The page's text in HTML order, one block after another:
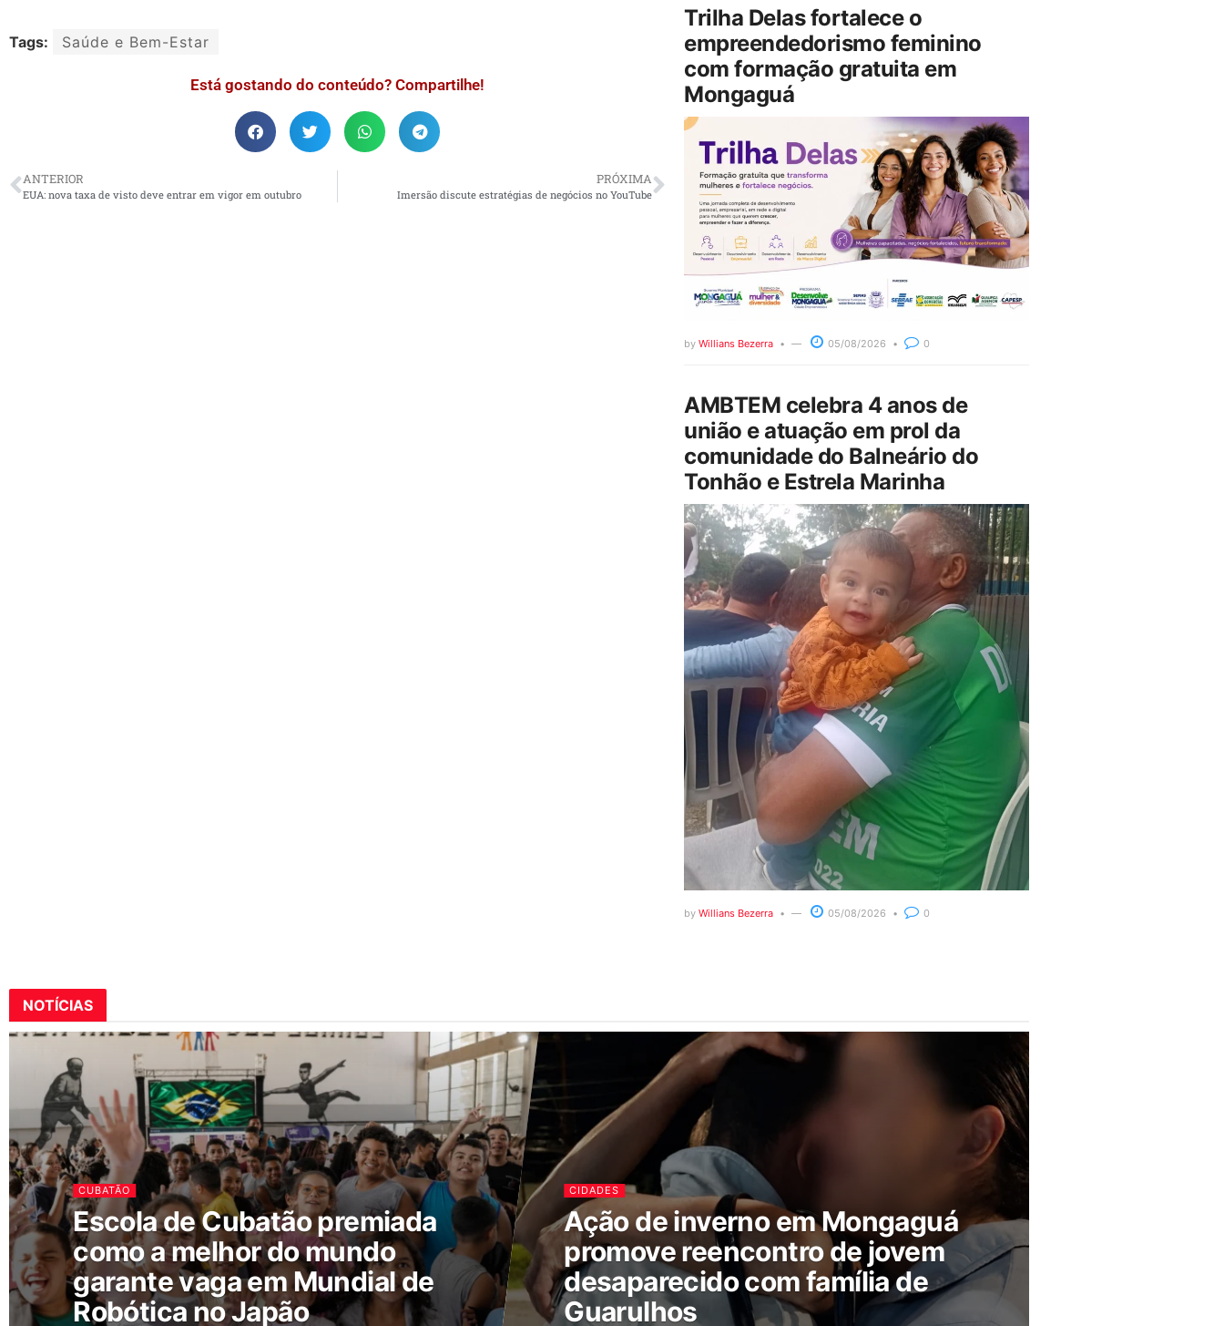
Tags: Saúde e Bem-Estar
Está gostando do conteúdo? Compartilhe!
ANTERIOR
EUA: nova taxa de visto deve entrar em vigor em outubro
PRÓXIMA
Imersão discute estratégias de negócios no YouTube
Trilha Delas fortalece o
empreendedorismo feminino
com formação gratuita em
Mongaguá
by Willians Bezerra 05/08/2026 0
AMBTEM celebra 4 anos de
união e atuação em prol da
comunidade do Balneário do
Tonhão e Estrela Marinha
by Willians Bezerra 05/08/2026 0
NOTÍCIAS
CUBATÃO
Escola de Cubatão premiada
como a melhor do mundo
garante vaga em Mundial de
Robótica no Japão
CIDADES
Ação de inverno em Mongaguá
promove reencontro de jovem
desaparecido com família de
Guarulhos